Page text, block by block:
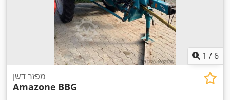
1 / 6
מפזר דשן
Amazone BBG